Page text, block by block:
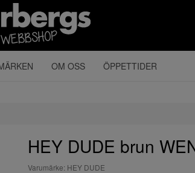
OM OSS ÖPPETTIDER
HEY DUDE brun
Varumärke: HEY DUDE